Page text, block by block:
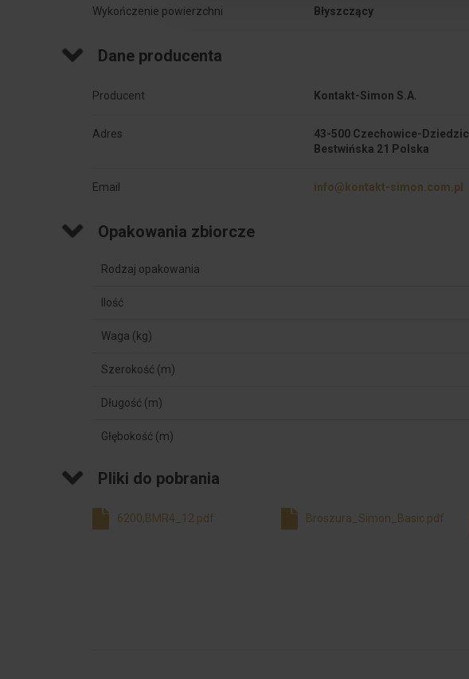
Wykończenie powierzchni Błyszczący
Dane producenta
Producent Kontakt-Simon S.A.
Adres
43-500 Czechowice-
Bestwińska 21 Polska
Email info@kontakt-simon.com.pl
Opakowania zbiorcze
Rodzaj opakowania
Ilość
Waga (kg)
Szerokość (m)
Długość (m)
Głębokość (m)
Pliki do pobrania
6200,BMR4_12.pdf Broszura_Simon_Basic.pdf